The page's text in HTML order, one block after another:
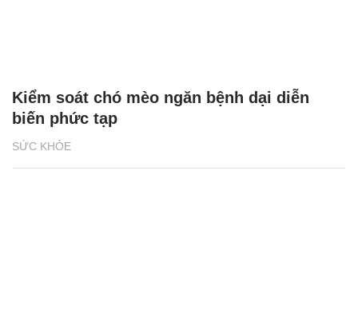
SỨC KHỎE
Kiểm soát chó mèo ngăn bệnh dại diễn
biến phức tạp